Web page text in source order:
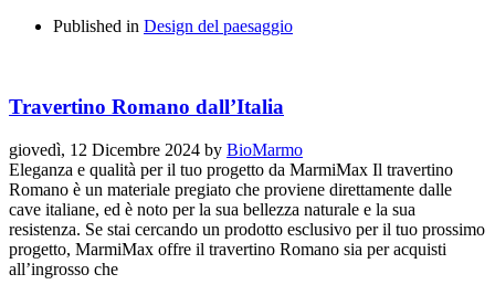
Published in Design del paesaggio
Travertino Romano dall’Italia
giovedì, 12 Dicembre 2024 by BioMarmo
Eleganza e qualità per il tuo progetto da MarmiMax Il travertino
Romano è un materiale pregiato che proviene direttamente dalle
cave italiane, ed è noto per la sua bellezza naturale e la sua
resistenza. Se stai cercando un prodotto esclusivo per il tuo prossimo
progetto, MarmiMax offre il travertino Romano sia per acquisti
all’ingrosso che